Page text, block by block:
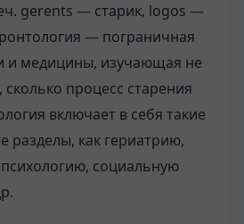
gerents — старик, logos —
— пограничная
и медицины, изучающая не
сколько процесс старения
включает в себя такие
разделы, как гериатрию,
социальную